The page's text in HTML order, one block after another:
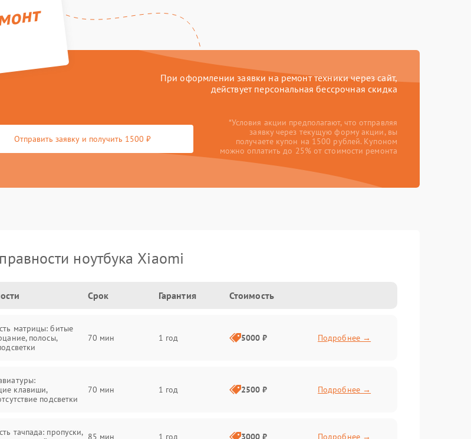
При оформлении заявки на ремонт техники через сайт,
действует персональная бессрочная скидка
Отправить заявку и получить 1500 ₽
*Условия акции предполагают, что отправляя
заявку через текущую форму акции, вы
получаете купон на 1500 рублей. Купоном
можно оплатить до 25% от стоимости ремонта
ноутбука Xiaomi
Срок Гарантия Стоимость
матрицы: битые
полосы,
70 мин 1 год 5000 ₽ Подробнее →
клавиши,
подсветки
70 мин 1 год 2500 ₽ Подробнее →
тачпада: пропуски, 85 мин 1 год 3000 ₽ Подробнее →